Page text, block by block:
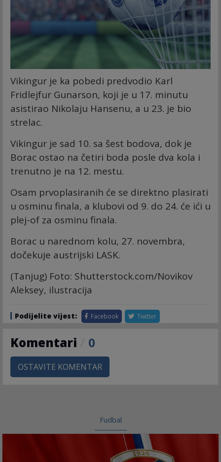
Vikingur je ka pobedi predvodio Karl
Fridlejfur Gunarson, koji je u 17. minutu
asistirao Nikolaju Hansenu, a u 23. je bio
strelac.
Vikingur je sad 10. sa šest bodova, dok je
Borac ostao na četiri boda posle dva kola i
trenutno je na 12. mestu.
Osam prvoplasiranih će se direktno plasirati
u osminu finala, a klubovi od 9. do 24. će ići u
plej-of za osminu finala.
Borac u narednom kolu, 27. novembra,
dočekuje austrijski LASK.
(Tanjug) Foto: Shutterstock.com/Novikov
Aleksey, ilustracija
Podijelite vijest: Facebook Twitter
Komentari 0
OSTAVITE KOMENTAR
Fudbal